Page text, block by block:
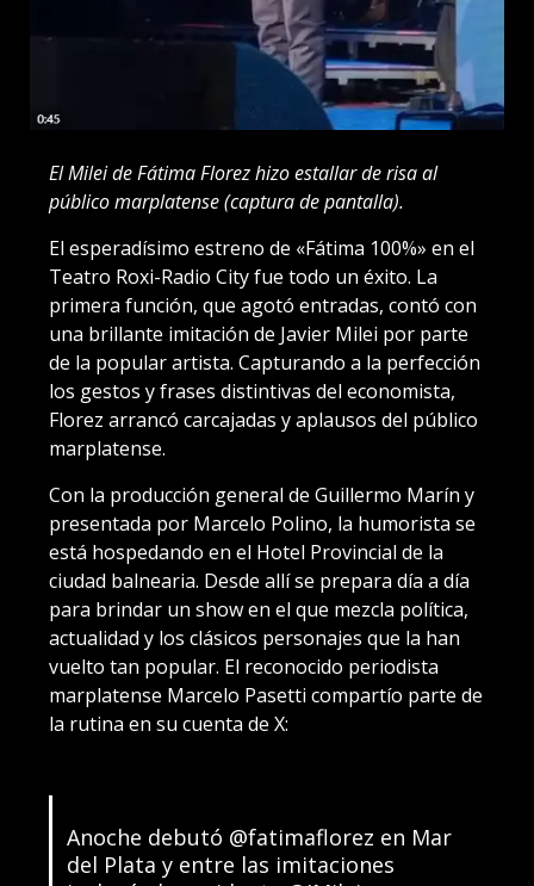
El Milei de Fátima Florez hizo estallar de risa al
público marplatense (captura de pantalla).
El esperadísimo estreno de «Fátima 100%» en el
Teatro Roxi-Radio City fue todo un éxito. La
primera función, que agotó entradas, contó con
una brillante imitación de Javier Milei por parte
de la popular artista. Capturando a la perfección
los gestos y frases distintivas del economista,
Florez arrancó carcajadas y aplausos del público
marplatense.
Con la producción general de Guillermo Marín y
presentada por Marcelo Polino, la humorista se
está hospedando en el Hotel Provincial de la
ciudad balnearia. Desde allí se prepara día a día
para brindar un show en el que mezcla política,
actualidad y los clásicos personajes que la han
vuelto tan popular. El reconocido periodista
marplatense Marcelo Pasetti compartío parte de
la rutina en su cuenta de X:
Anoche debutó @fatimaflorez en Mar
del Plata y entre las imitaciones